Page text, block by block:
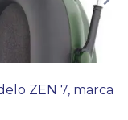
ZEN 7, marca